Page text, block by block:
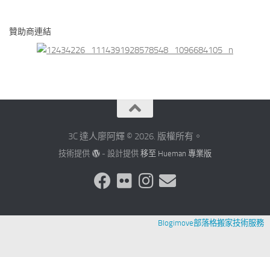
贊助商連結
3C 達人廖阿輝 © 2026. 版權所有。
技術提供 - 設計提供 移至 Hueman 專業版
Blogimove部落格搬家技術服務